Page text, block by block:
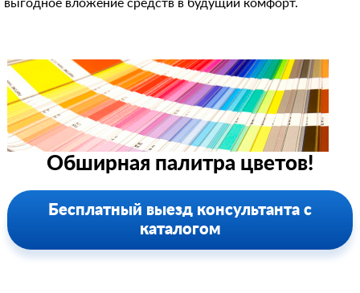
выгодное вложение средств в будущий комфорт.
Обширная палитра цветов!
Бесплатный выезд консультанта с
каталогом